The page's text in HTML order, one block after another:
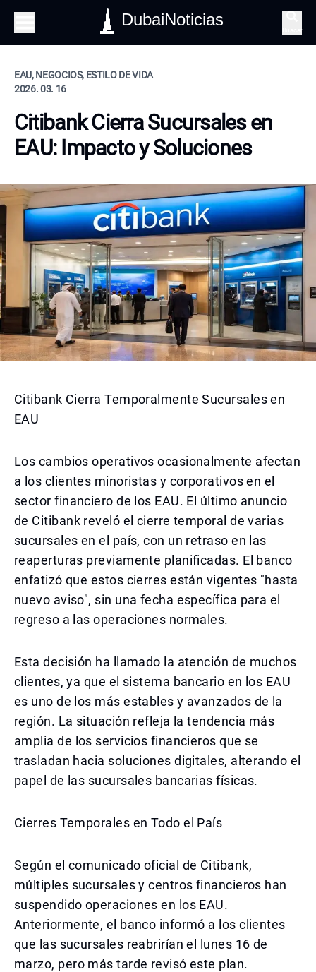
DubaiNoticias
EAU, NEGOCIOS, ESTILO DE VIDA
2026. 03. 16
Citibank Cierra Sucursales en
EAU: Impacto y Soluciones
Citibank Cierra Temporalmente Sucursales en
EAU
Los cambios operativos ocasionalmente afectan
a los clientes minoristas y corporativos en el
sector financiero de los EAU. El último anuncio
de Citibank reveló el cierre temporal de varias
sucursales en el país, con un retraso en las
reaperturas previamente planificadas. El banco
enfatizó que estos cierres están vigentes "hasta
nuevo aviso", sin una fecha específica para el
regreso a las operaciones normales.
Esta decisión ha llamado la atención de muchos
clientes, ya que el sistema bancario en los EAU
es uno de los más estables y avanzados de la
región. La situación refleja la tendencia más
amplia de los servicios financieros que se
trasladan hacia soluciones digitales, alterando el
papel de las sucursales bancarias físicas.
Cierres Temporales en Todo el País
Según el comunicado oficial de Citibank,
múltiples sucursales y centros financieros han
suspendido operaciones en los EAU.
Anteriormente, el banco informó a los clientes
que las sucursales reabrirían el lunes 16 de
marzo, pero más tarde revisó este plan.